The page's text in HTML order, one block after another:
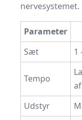
nervesystemet.
Parameter
Sæt
1
Tempo
Udstyr